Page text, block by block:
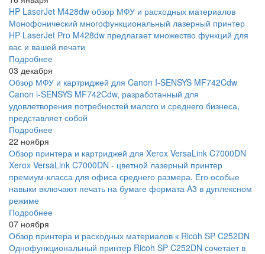
HP LaserJet M428dw обзор МФУ и расходных материалов
Монофонический многофункциональный лазерный принтер
HP LaserJet Pro M428dw предлагает множество функций для
вас и вашей печати
Подробнее
03 декабря
Обзор МФУ и картриджей для Canon I-SENSYS MF742Cdw
Canon i-SENSYS MF742Cdw, разработанный для
удовлетворения потребностей малого и среднего бизнеса,
представляет собой
Подробнее
22 ноября
Обзор принтера и картриджей для Xerox VersaLink C7000DN
Xerox VersaLink C7000DN - цветной лазерный принтер
премиум-класса для офиса среднего размера. Его особые
навыки включают печать на бумаге формата A3 в дуплексном
режиме
Подробнее
07 ноября
Обзор принтера и расходных материалов к Ricoh SP C252DN
Однофункциональный принтер Ricoh SP C252DN сочетает в